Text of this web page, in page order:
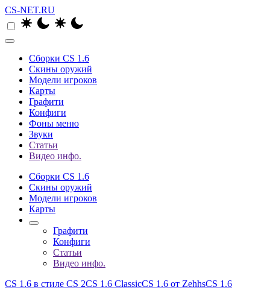
CS-NET.RU
Сборки CS 1.6
Скины оружий
Модели игроков
Карты
Графити
Конфиги
Фоны меню
Звуки
Статьи
Видео инфо.
Сборки CS 1.6
Скины оружий
Модели игроков
Карты
Графити
Конфиги
Статьи
Видео инфо.
CS 1.6 в стиле CS 2CS 1.6 ClassicCS 1.6 от ZehhsCS 1.6